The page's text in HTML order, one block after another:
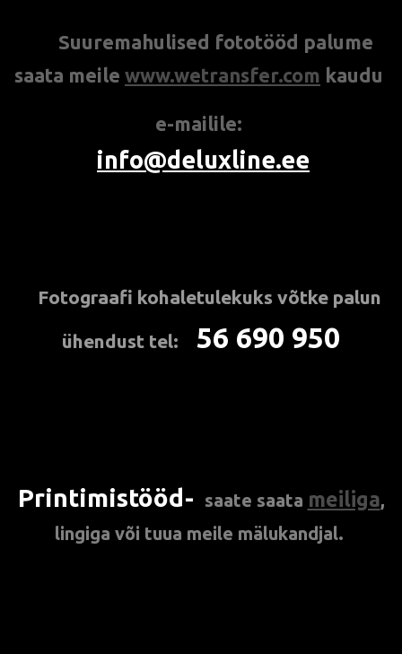
Suuremahulised fototööd palume
saata meile www.wetransfer.com kaudu
e-mailile:
info@deluxline.ee
Fotograafi kohaletulekuks võtke palun
ühendust tel: 56 690 950
Printimistööd- saate saata meiliga,
lingiga või tuua meile mälukandjal.